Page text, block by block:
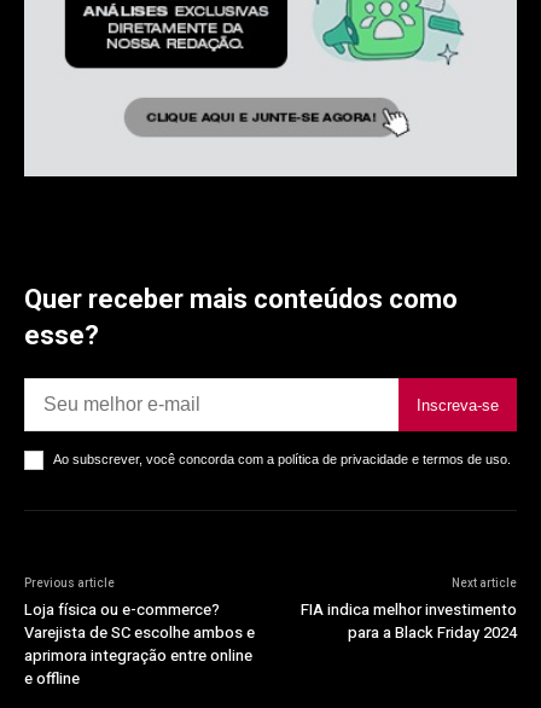
Quer receber mais conteúdos como
esse?
Inscreva-se
Ao subscrever, você concorda com a política de privacidade e termos de uso.
Previous article
Loja física ou e-commerce?
Varejista de SC escolhe ambos e
aprimora integração entre online
e offline
Next article
FIA indica melhor investimento
para a Black Friday 2024